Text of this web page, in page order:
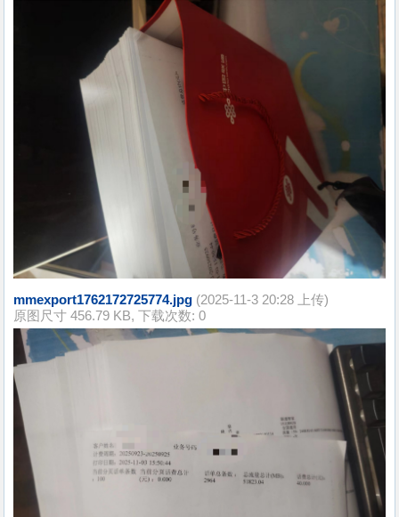
mmexport1762172725774.jpg (2025-11-3 20:28 上传)
原图尺寸 456.79 KB, 下载次数: 0